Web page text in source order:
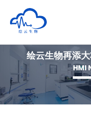
Human
绘云生物再添
HMI